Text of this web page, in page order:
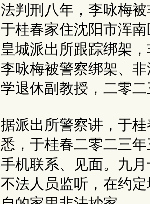
法判刑八年，李咏梅
于桂春家住沈阳市浑
皇城派出所跟踪绑架
李咏梅被警察绑架、
学退休副教授，二零
据派出所警察讲，于
悉，于桂春二零二三
手机联系、见面。九
不法人员监听，在约